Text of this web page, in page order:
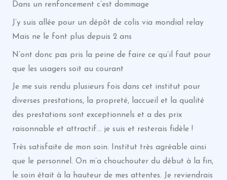
Dans un renfoncement c’est dommage
J’y suis allée pour un dépôt de colis via mondial relay
Mais ne le font plus depuis 2 ans
N’ont donc pas pris la peine de faire ce qu’il faut pour
que les usagers soit au courant
Je me suis rendu plusieurs fois dans cet institut pour
diverses prestations, la propreté, laccueil et la qualité
des prestations sont exceptionnels et a des prix
raisonnable et attractif… je suis et resterais fidèle !
Très satisfaite de mon soin. Institut très agréable ainsi
que le personnel. On m’a chouchouter du début à la fin,
le soin était à la hauteur de mes attentes. Je reviendrais